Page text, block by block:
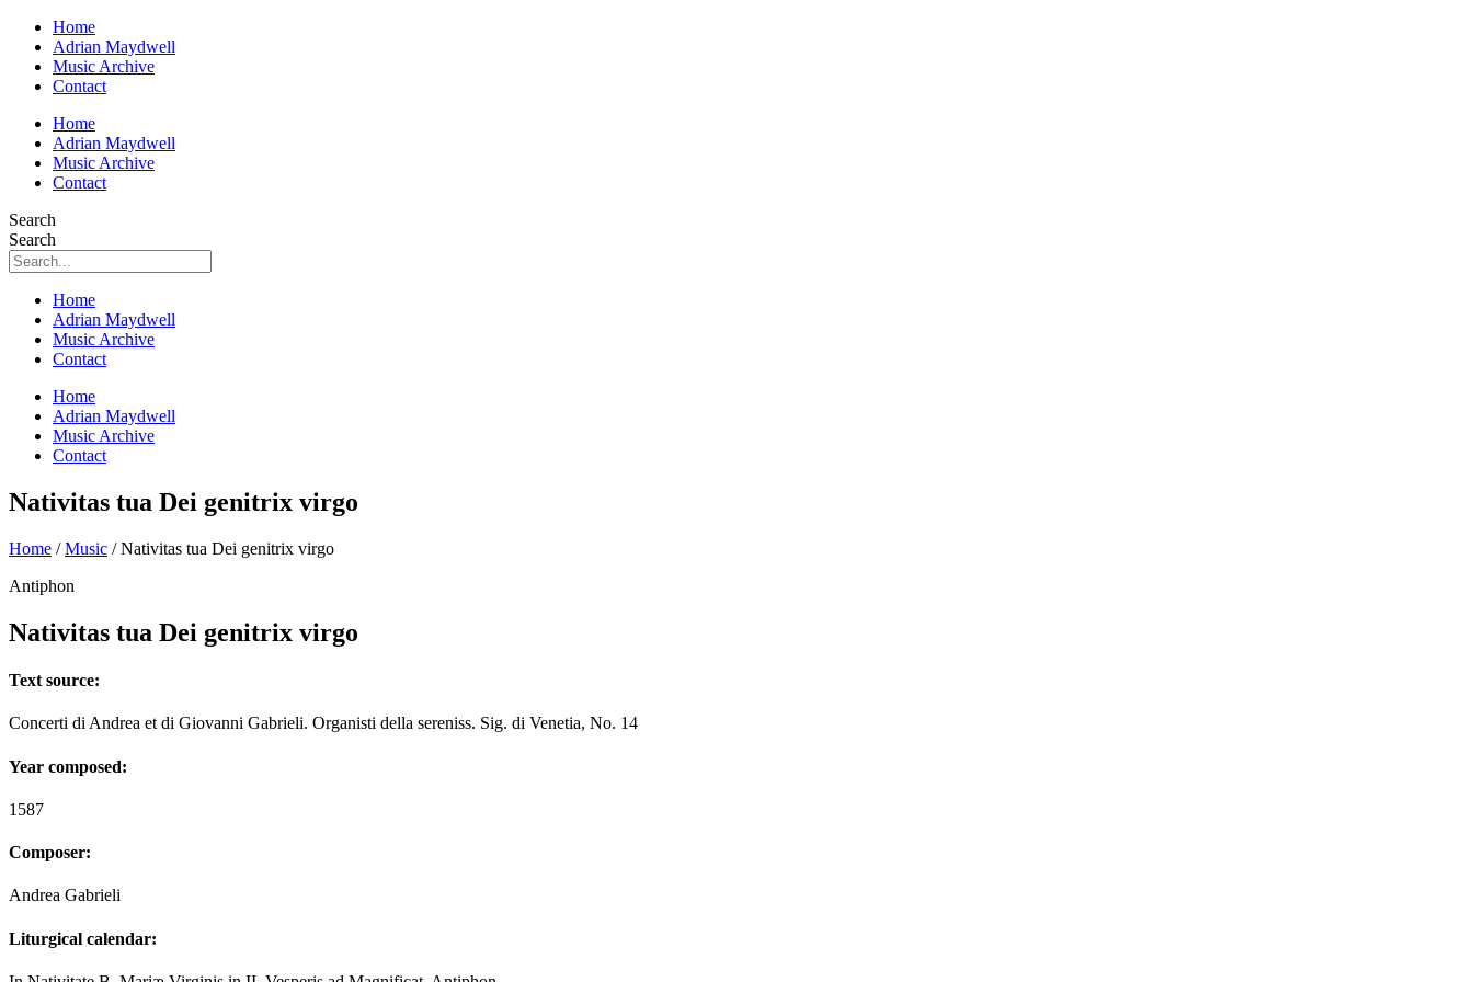
Home
Adrian Maydwell
Music Archive
Contact
Home
Adrian Maydwell
Music Archive
Contact
Search
Search
Home
Adrian Maydwell
Music Archive
Contact
Home
Adrian Maydwell
Music Archive
Contact
Nativitas tua Dei genitrix virgo
Home /Music /Nativitas tua Dei genitrix virgo
Antiphon
Nativitas tua Dei genitrix virgo
Text source:
Concerti di Andrea et di Giovanni Gabrieli. Organisti della sereniss. Sig. di Venetia, No. 14
Year composed:
1587
Composer:
Andrea Gabrieli
Liturgical calendar: